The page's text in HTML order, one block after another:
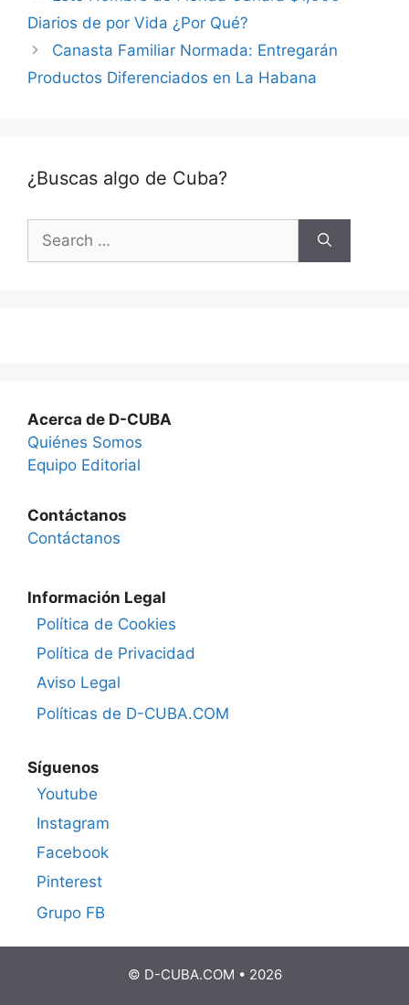
Diarios de por Vida ¿Por Qué?
Canasta Familiar Normada: Entregarán
Productos Diferenciados en La Habana
¿Buscas algo de Cuba?
for:
Acerca de D-CUBA
Quiénes Somos
Equipo Editorial
Contáctanos
Contáctanos
Información Legal
Política de Cookies
Política de Privacidad
Aviso Legal
Políticas de D-CUBA.COM
Síguenos
Youtube
Instagram
Facebook
Pinterest
Grupo FB
© D-CUBA.COM • 2026